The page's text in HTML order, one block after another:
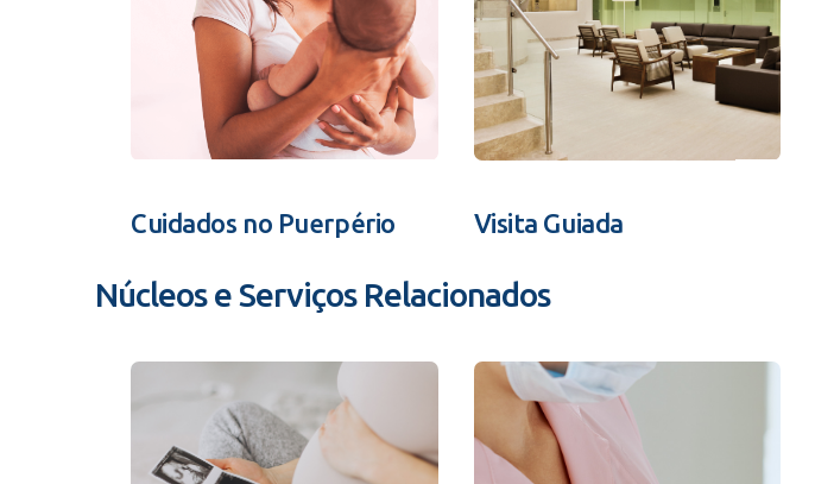
Cuidados no Puerpério Visita Guiada
Núcleos e Serviços Relacionados